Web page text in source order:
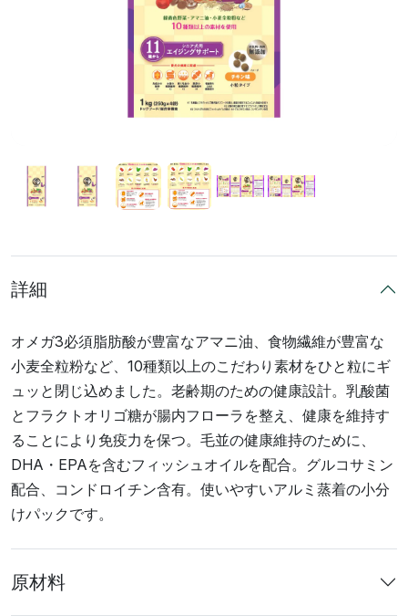
詳細
オメガ3必須脂肪酸が豊富なアマニ油、食物繊維が豊富な
小麦全粒粉など、10種類以上のこだわり素材をひと粒にギ
ュッと閉じ込めました。老齢期のための健康設計。乳酸菌
とフラクトオリゴ糖が腸内フローラを整え、健康を維持す
ることにより免疫力を保つ。毛並の健康維持のために、
DHA・EPAを含むフィッシュオイルを配合。グルコサミン
配合、コンドロイチン含有。使いやすいアルミ蒸着の小分
けパックです。
原材料